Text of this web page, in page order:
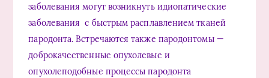
заболевания могут возникнуть идиопатические
заболевания с быстрым расплавлением тканей
пародонта. Встречаются также пародонтомы —
доброкачественные опухолевые и
опухолеподобные процессы пародонта